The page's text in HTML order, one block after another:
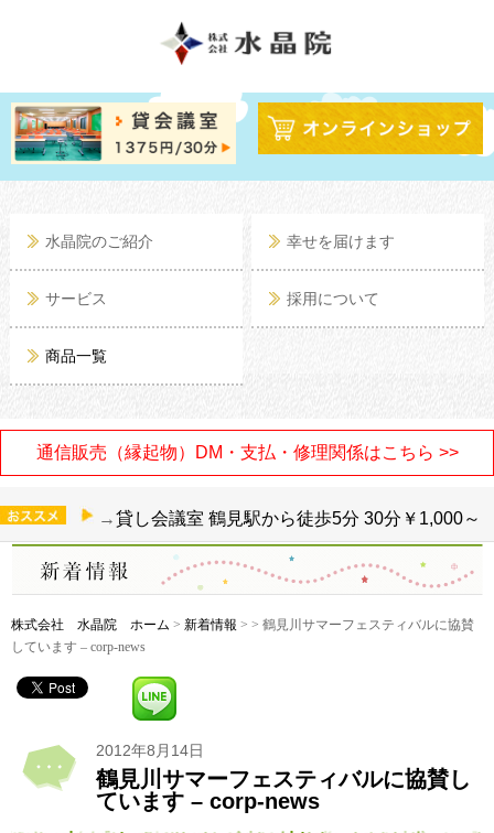
水晶院のご紹介
サービス
商品一覧
幸せを届けます
採用について
通信販売（縁起物）DM・支払・修理関係はこちら >>
→貸し会議室 鶴見駅から徒歩5分 30分￥1,000～
株式会社 水晶院 ホーム > 新着情報 > > 鶴見川サマーフェスティバルに協賛
しています – corp-news
2012年8月14日
鶴見川サマーフェスティバルに協賛し
ています – corp-news